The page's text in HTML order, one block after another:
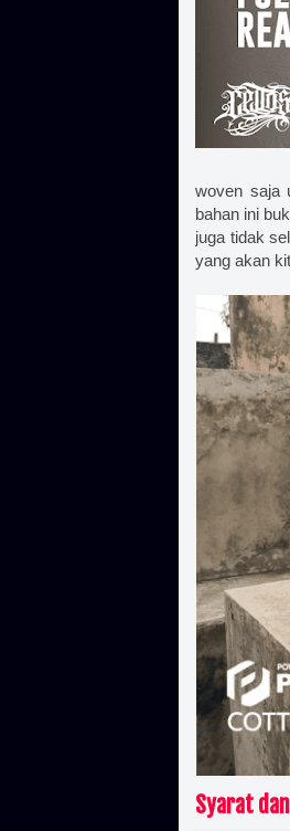
woven saja
bahan ini
juga tidak
yang akan
Syarat